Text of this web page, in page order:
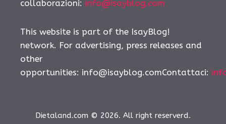
collaborazioni: info@isayblog.com
This website is part of the IsayBlog!
network. For advertising, press releases and
other
opportunities: info@isayblog.comContattaci:
Dietaland.com © 2026. All right reserverd.